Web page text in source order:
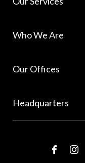
Who We Are
Our Offices
Headquarters